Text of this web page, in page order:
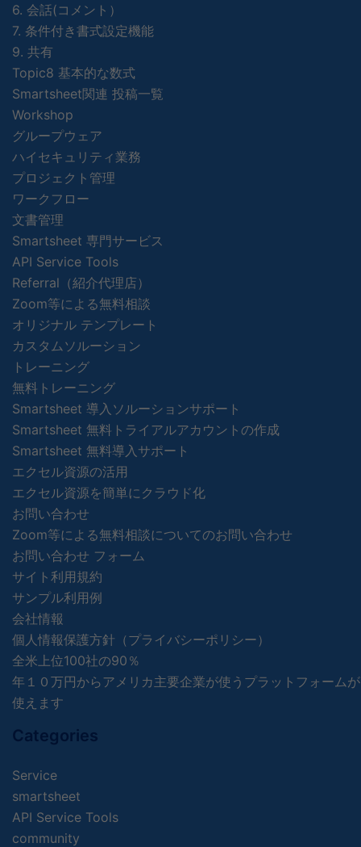
6. 会話(コメント）
7. 条件付き書式設定機能
9. 共有
Topic8 基本的な数式
Smartsheet関連 投稿一覧
Workshop
グループウェア
ハイセキュリティ業務
プロジェクト管理
ワークフロー
文書管理
Smartsheet 専門サービス
API Service Tools
Referral（紹介代理店）
Zoom等による無料相談
オリジナル テンプレート
カスタムソルーション
トレーニング
無料トレーニング
Smartsheet 導入ソルーションサポート
Smartsheet 無料トライアルアカウントの作成
Smartsheet 無料導入サポート
エクセル資源の活用
エクセル資源を簡単にクラウド化
お問い合わせ
Zoom等による無料相談についてのお問い合わせ
お問い合わせ フォーム
サイト利用規約
サンプル利用例
会社情報
個人情報保護方針（プライバシーポリシー）
全米上位100社の90％
年１０万円からアメリカ主要企業が使うプラットフォームが
使えます
Categories
Service
smartsheet
API Service Tools
community